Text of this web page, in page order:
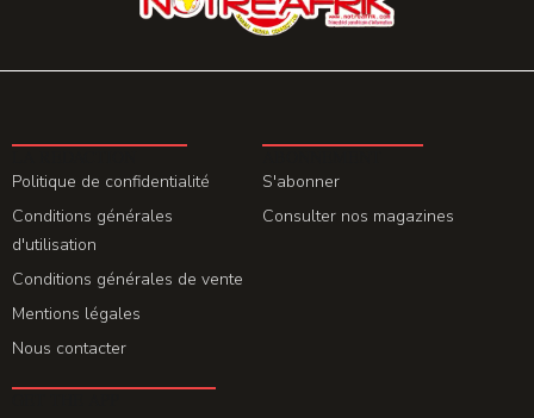
Politique de confidentialité
Conditions générales
d'utilisation
Conditions générales de vente
Mentions légales
Nous contacter
S'abonner
Consulter nos magazines